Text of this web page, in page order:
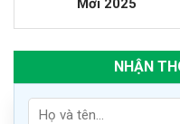
Mới 2025
NHẬN